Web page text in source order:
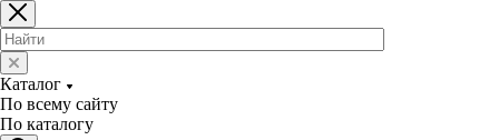
Каталог
По всему сайту
По каталогу